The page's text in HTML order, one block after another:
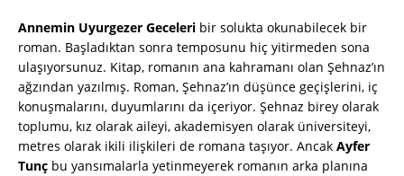
Annemin Uyurgezer Geceleri bir solukta okunabilecek bir
roman. Başladıktan sonra temposunu hiç yitirmeden sona
ulaşıyorsunuz. Kitap, romanın ana kahramanı olan Şehnaz’ın
ağzından yazılmış. Roman, Şehnaz’ın düşünce geçişlerini, iç
konuşmalarını, duyumlarını da içeriyor. Şehnaz birey olarak
toplumu, kız olarak aileyi, akademisyen olarak üniversiteyi,
metres olarak ikili ilişkileri de romana taşıyor. Ancak Ayfer
Tunç bu yansımalarla yetinmeyerek romanın arka planına